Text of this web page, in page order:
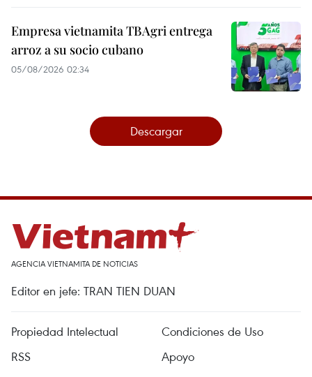
Empresa vietnamita TBAgri entrega
arroz a su socio cubano
05/08/2026 02:34
Descargar
AGENCIA VIETNAMITA DE NOTICIAS
Editor en jefe: TRAN TIEN DUAN
Propiedad Intelectual
Condiciones de Uso
RSS
Apoyo